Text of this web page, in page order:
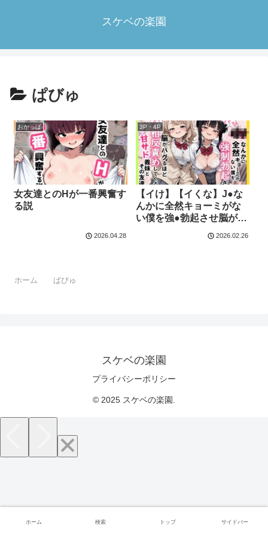
スケベの楽園
ぱびゅ
おかっぱ
女友達とのHが一番興奮す
る説
2026.04.28
3P・4P
【イけ】【イくな】J●な
んかに全然キョーミがな
い僕を強●勃起させ脳がバ
グるほど相反責めしてく
る甘サド義妹とその友達
2026.02.26
ホーム ぱびゅ
スケベの楽園
プライバシーポリシー
© 2025 スケベの楽園.
ホーム 検索 トップ サイドバー